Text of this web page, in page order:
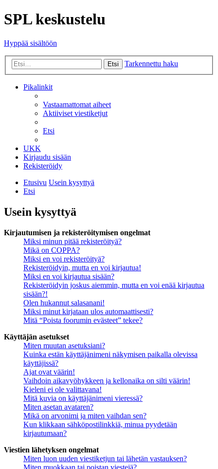
SPL keskustelu
Hyppää sisältöön
Etsi Tarkennettu haku
Pikalinkit
Vastaamattomat aiheet
Aktiiviset viestiketjut
Etsi
UKK
Kirjaudu sisään
Rekisteröidy
Etusivu Usein kysyttyä
Etsi
Usein kysyttyä
Kirjautumisen ja rekisteröitymisen ongelmat
Miksi minun pitää rekisteröityä?
Mikä on COPPA?
Miksi en voi rekisteröityä?
Rekisteröidyin, mutta en voi kirjautua!
Miksi en voi kirjautua sisään?
Rekisteröidyin joskus aiemmin, mutta en voi enää kirjautua
sisään?!
Olen hukannut salasanani!
Miksi minut kirjataan ulos automaattisesti?
Mitä “Poista foorumin evästeet” tekee?
Käyttäjän asetukset
Miten muutan asetuksiani?
Kuinka estän käyttäjänimeni näkymisen paikalla olevissa
käyttäjissä?
Ajat ovat väärin!
Vaihdoin aikavyöhykkeen ja kellonaika on silti väärin!
Kieleni ei ole valittavana!
Mitä kuvia on käyttäjänimeni vieressä?
Miten asetan avataren?
Mikä on arvonimi ja miten vaihdan sen?
Kun klikkaan sähköpostilinkkiä, minua pyydetään
kirjautumaan?
Viestien lähetyksen ongelmat
Miten luon uuden viestiketjun tai lähetän vastauksen?